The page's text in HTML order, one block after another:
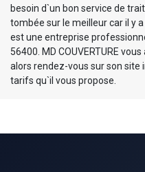
besoin d`un bon service de
tombée sur le meilleur car il y a
est une entreprise
56400. MD COUVERTURE
alors rendez-vous sur son
tarifs qu`il vous propose.